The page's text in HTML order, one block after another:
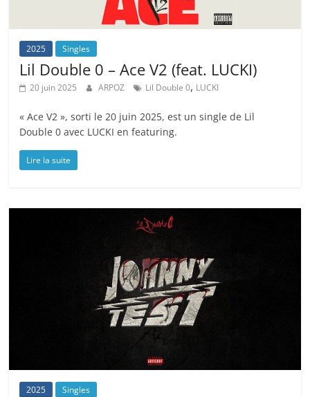
2025 Singles
Lil Double 0 – Ace V2 (feat. LUCKI)
20 juin 2025 ARPOZ Lil Double 0, LUCKI
« Ace V2 », sorti le 20 juin 2025, est un single de Lil
Double 0 avec LUCKI en featuring.
Lire la suite
2025 Singles